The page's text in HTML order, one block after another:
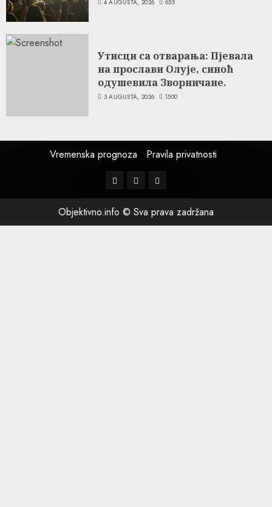
4 AUGUSTA, 2026 655
Утисци са отварања: Пјевала
на прослави Олује, синоћ
одушевила Зворничане.
3 AUGUSTA, 2026 1500
Vremenska prognoza Pravila privatnosti
FacebookInstagram
Twitter
Objektivno.info © Sva prava zadržana